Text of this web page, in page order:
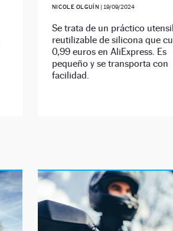
NICOLE OLGUÍN | 19/09/2024
Se trata de un práctico
reutilizable de silicona que
0,99 euros en AliExpress. Es
pequeño y se transporta con
facilidad.